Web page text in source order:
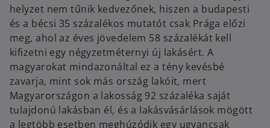
helyzet nem tűnik kedvezőnek, hiszen a budapesti
és a bécsi 35 százalékos mutatót csak Prága előzi
meg, ahol az éves jövedelem 58 százalékát kell
kifizetni egy négyzetméternyi új lakásért. A
magyarokat mindazonáltal ez a tény kevésbé
zavarja, mint sok más ország lakóit, mert
Magyarországon a lakosság 92 százaléka saját
tulajdonú lakásban él, és a lakásvásárlások mögött
a legtöbb esetben meghúzódik egy ugyancsak